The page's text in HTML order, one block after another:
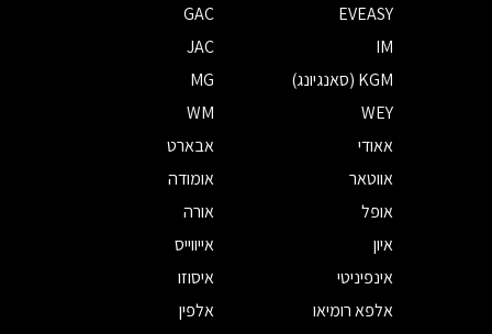
EVEASY
GAC
IM
JAC
KGM (סאנגיונג)
MG
WEY
WM
אאודי
אבארט
אווטאר
אומודה
אופל
אורה
איון
אייווייס
אינפיניטי
איסוזו
אלפא רומיאו
אלפין